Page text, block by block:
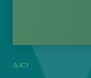
AJCT